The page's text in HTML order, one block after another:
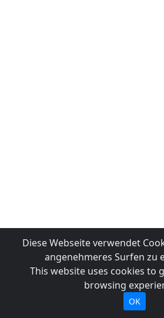
Diese Webseite verwendet
angenehmeres Surfen zu
This website uses cookies to
browsing
OK